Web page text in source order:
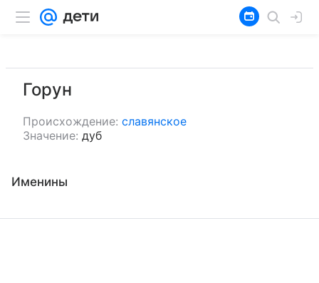
Горун
Происхождение: славянское
Значение: дуб
Именины